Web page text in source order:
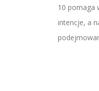
10 pomaga
intencje, a